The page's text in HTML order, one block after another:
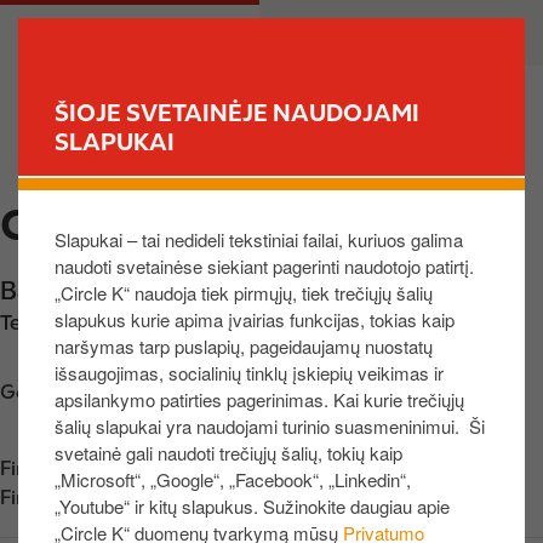
ŠIOJE SVETAINĖJE NAUDOJAMI
SLAPUKAI
Slapukai – tai nedideli tekstiniai failai, kuriuos galima
naudoti svetainėse siekiant pagerinti naudotojo patirtį.
„Circle K“ naudoja tiek pirmųjų, tiek trečiųjų šalių
slapukus kurie apima įvairias funkcijas, tokias kaip
naršymas tarp puslapių, pageidaujamų nuostatų
išsaugojimas, socialinių tinklų įskiepių veikimas ir
apsilankymo patirties pagerinimas. Kai kurie trečiųjų
šalių slapukai yra naudojami turinio suasmeninimui. Ši
svetainė gali naudoti trečiųjų šalių, tokių kaip
„Microsoft“, „Google“, „Facebook“, „Linkedin“,
„Youtube“ ir kitų slapukus. Sužinokite daugiau apie
„Circle K“ duomenų tvarkymą mūsų Privatumo
į
p
a
g
r
n
n
į
M
v
CIRCLE K BALTUPIAI
Baltupio g. 10,Vilnius,08303,LT
Telefono nr.: +37068718173
Get directions
Find us on
App Store
Find us on Google Play